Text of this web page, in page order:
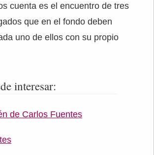
cuenta es el encuentro de tres
que en el fondo deben
uno de ellos con su propio
interesar:
de Carlos Fuentes